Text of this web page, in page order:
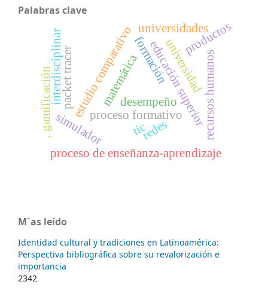
Palabras clave
desempeño
educación superior
formación
estudio comparativo recursos humanos
simulador
packet tracer
redes
tic
proceso de enseñanza-aprendizaje
proceso formativo
matemática universidad
interdisciplinar productos
, gamificación
universidades
M´as leído
Identidad cultural y tradiciones en Latinoamérica:
Perspectiva bibliográfica sobre su revalorización e
importancia
2342